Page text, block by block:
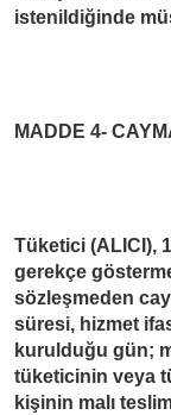
istenildiğinde
MADDE 4-
Tüketici (ALICI),
gerekçe
sözleşmeden
süresi, hizmet
kurulduğu gün;
tüketicinin veya
kişinin malı